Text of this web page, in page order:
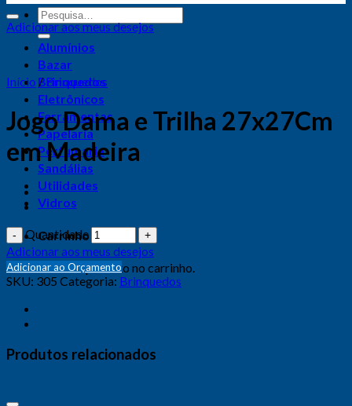
Alumínios
Bazar
Brinquedos
Eletrônicos
Ferramentas
Papelaria
Perfumaria
Sandálias
Utilidades
Vidros
Carrinho
Nenhum produto no carrinho.
Adicionar aos meus desejos
Início / Brinquedos
Jogo Dama e Trilha 27x27Cm
em Madeira
Quantidade
Adicionar aos meus desejos
Adicionar ao Orçamento
SKU: 305 Categoria: Brinquedos
Produtos relacionados